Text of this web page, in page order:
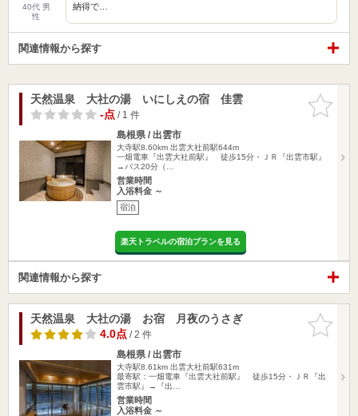
40代 男
性
納得で…
関連情報から探す
お気に入
りに追加
天然温泉 大社の湯 いにしえの宿 佳雲
-点/ 1 件
島根県 / 出雲市
大寺駅8.60km 出雲大社前駅644m
一畑電車『出雲大社前駅』 徒歩15分・ＪＲ『出雲市駅』
→バス20分（…
営業時間
入浴料金 ～
宿泊
楽天トラベルの宿泊プランを見る
関連情報から探す
お気に入
りに追加
天然温泉 大社の湯 お宿 月夜のうさぎ
4.0点/ 2 件
島根県 / 出雲市
大寺駅8.61km 出雲大社前駅631m
最寄駅：一畑電車『出雲大社前駅』 徒歩15分・ＪＲ『出
雲市駅』→『出…
営業時間
入浴料金 ～